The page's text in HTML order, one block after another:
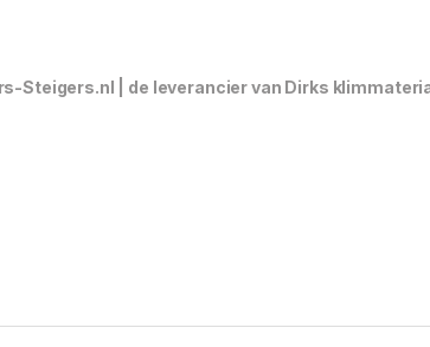
Steigers.nl | de leverancier van Dirks